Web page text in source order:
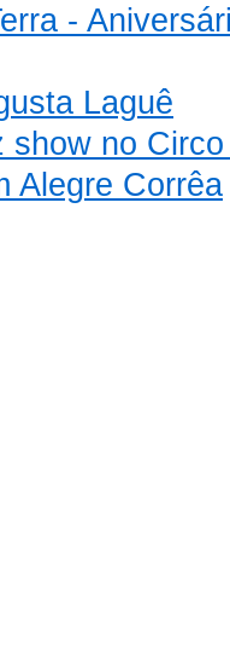
-
Laguê
show no
Alegre Corrêa